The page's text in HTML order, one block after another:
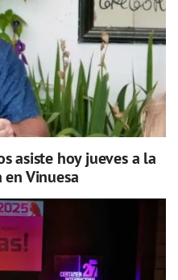
asiste hoy jueves a la
Vinuesa